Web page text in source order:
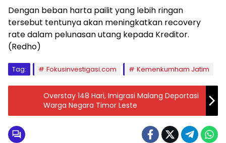
Dengan beban harta pailit yang lebih ringan
tersebut tentunya akan meningkatkan recovery
rate dalam pelunasan utang kepada Kreditor.
(Redho)
Tag: Fokusinvestigasi.com Kemenkumham Jatim
Overstay 148 Hari, Imigrasi Malang Deportasi
Warga Negara Timor Leste